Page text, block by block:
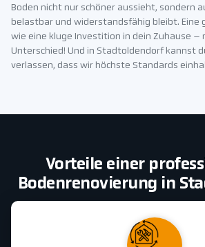
Boden nicht nur schöner aussieht, sondern
belastbar und widerstandsfähig bleibt. Eine
wie eine kluge Investition in dein Zuhause
Unterschied! Und in Stadtoldendorf kannst
verlassen, dass wir höchste Standards
Vorteile einer
Bodenrenovierung in